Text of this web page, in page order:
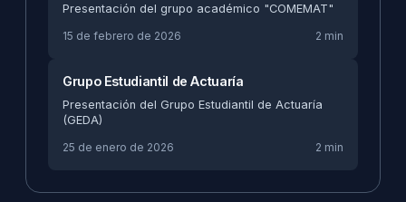
Presentación del grupo académico "COMEMAT"
15 de febrero de 2026
2 min
Grupo Estudiantil de Actuaría
Presentación del Grupo Estudiantil de Actuaría
(GEDA)
25 de enero de 2026
2 min